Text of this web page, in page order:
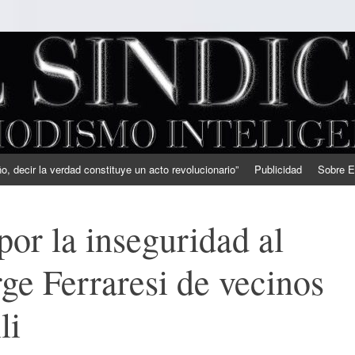
decir la verdad constituye un acto revolucionario” Publicidad Sobre
la inseguridad al
Ferraresi de vecinos